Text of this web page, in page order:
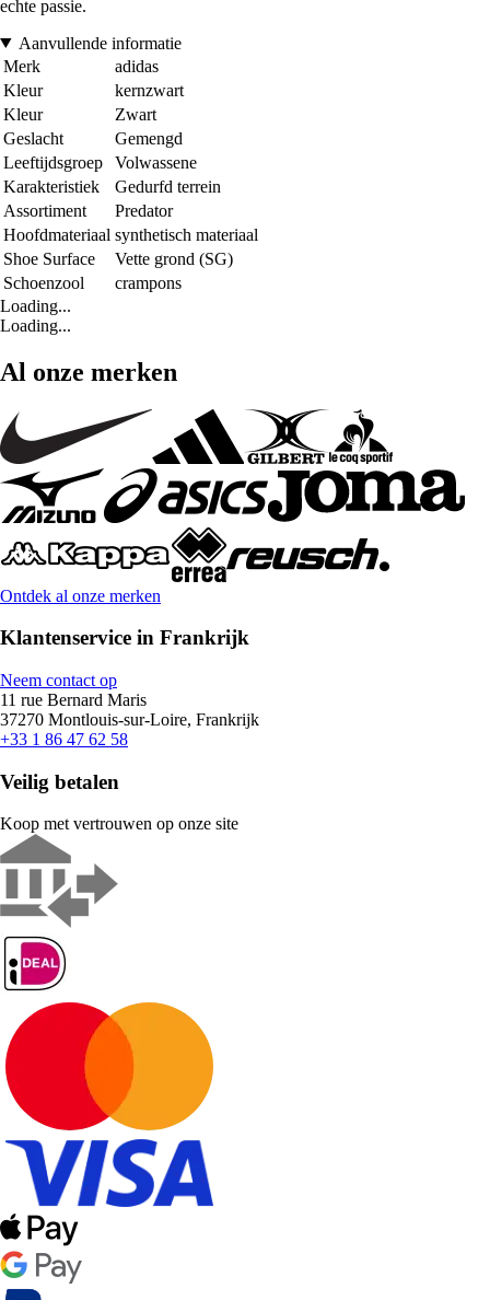
echte passie.
Aanvullende informatie
Merk
adidas
Kleur
kernzwart
Kleur
Zwart
Geslacht
Gemengd
Leeftijdsgroep
Volwassene
Karakteristiek
Gedurfd terrein
Assortiment
Predator
Hoofdmateriaal synthetisch materiaal
Shoe Surface
Vette grond (SG)
Schoenzool
crampons
Loading...
Loading...
Al onze merken
Ontdek al onze merken
Klantenservice in Frankrijk
Neem contact op
11 rue Bernard Maris
37270 Montlouis-sur-Loire, Frankrijk
+33 1 86 47 62 58
Veilig betalen
Koop met vertrouwen op onze site